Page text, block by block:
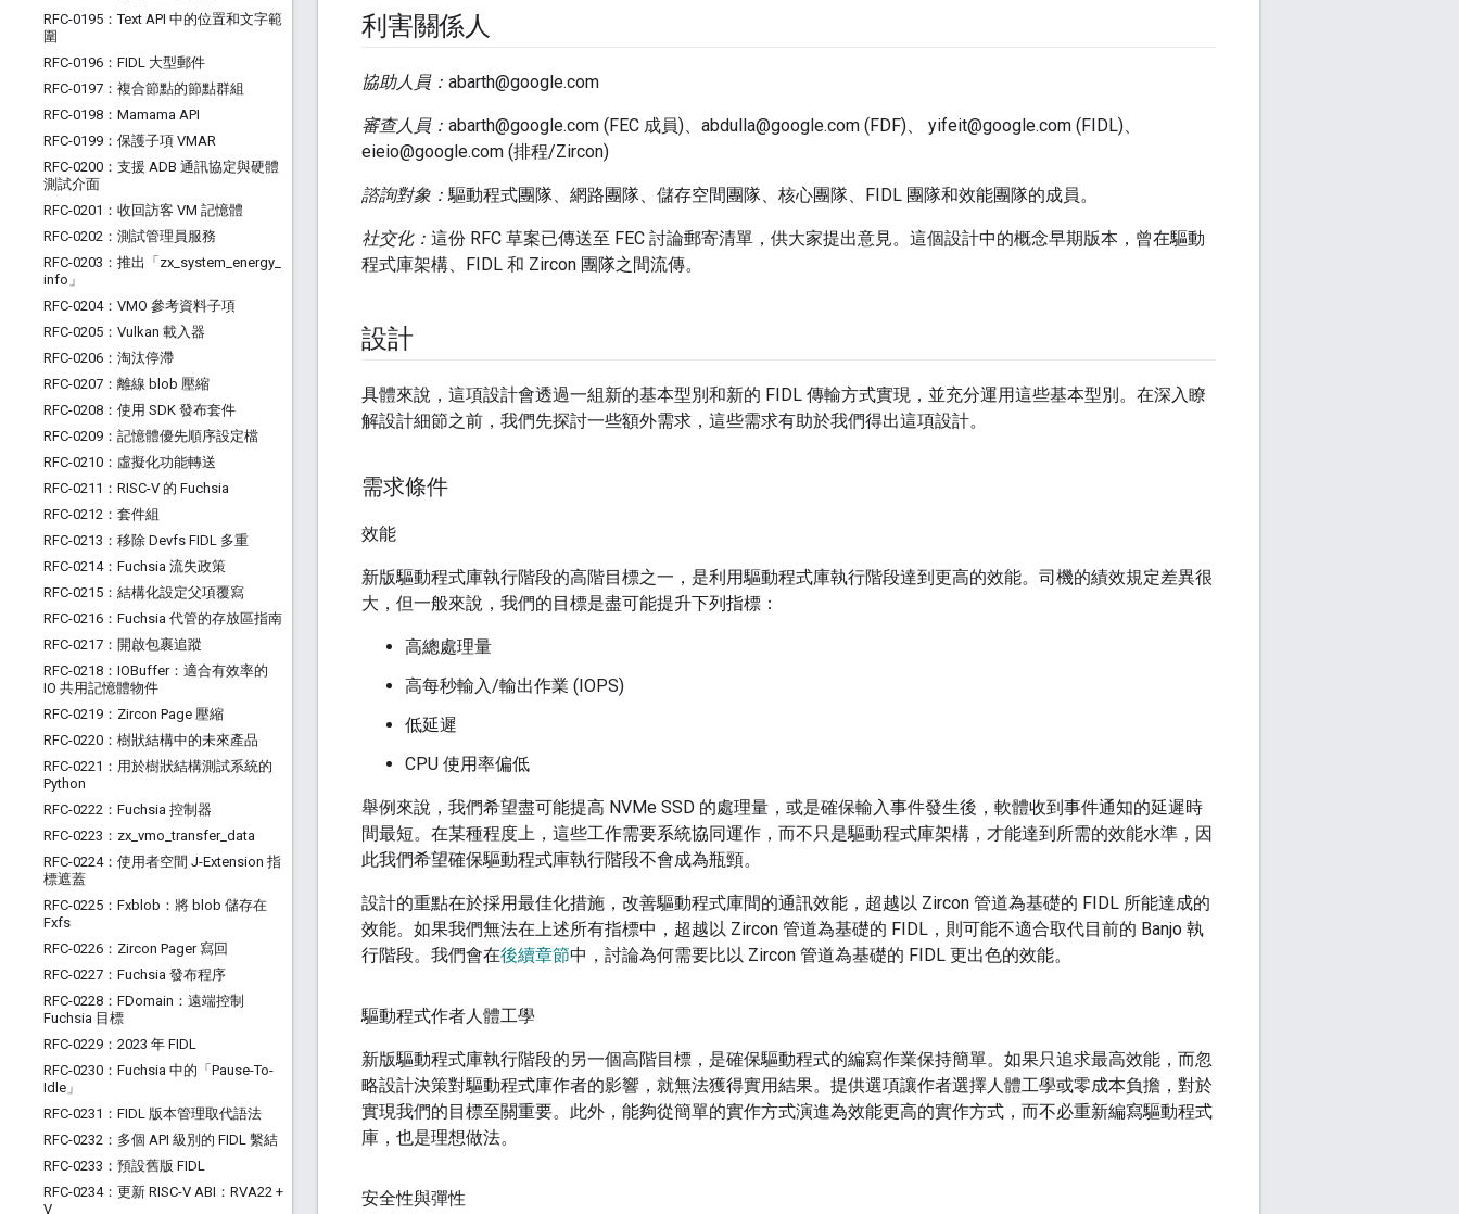
RFC-0195：Text API 中的位置和文字範
圍
RFC-0196：FIDL 大型郵件
RFC-0197：複合節點的節點群組
RFC-0198：Mamama API
RFC-0199：保護子項 VMAR
RFC-0200：支援 ADB 通訊協定與硬體
測試介面
RFC-0201：收回訪客 VM 記憶體
RFC-0202：測試管理員服務
RFC-0203：推出「zx system energy
info」
RFC-0204：VMO 參考資料子項
RFC-0205：Vulkan 載入器
RFC-0206：淘汰停滯
RFC-0207：離線 blob 壓縮
RFC-0208：使用 SDK 發布套件
RFC-0209：記憶體優先順序設定檔
RFC-0210：虛擬化功能轉送
RFC-0211：RISC-V 的 Fuchsia
RFC-0212：套件組
RFC-0213：移除 Devfs FIDL 多重
RFC-0214：Fuchsia 流失政策
RFC-0215：結構化設定父項覆寫
RFC-0216：Fuchsia 代管的存放區指南
RFC-0217：開啟包裹追蹤
RFC-0218：IOBuffer：適合有效率的
IO 共用記憶體物件
RFC-0219：Zircon Page 壓縮
RFC-0220：樹狀結構中的未來產品
RFC-0221：用於樹狀結構測試系統的
Python
RFC-0222：Fuchsia 控制器
RFC-0223：zx vmo _transfer_ data
RFC-0224：使用者空間 J-Extension 指
標遮蓋
RFC-0225：Fxblob：將 blob 儲存在
Fxfs
RFC-0226：Zircon Pager 寫回
RFC-0227：Fuchsia 發布程序
RFC-0228：FDomain：遠端控制
Fuchsia 目標
RFC-0229：2023 年 FIDL
RFC-0230：Fuchsia 中的「Pause-To-
Idle」
RFC-0231：FIDL 版本管理取代語法
RFC-0232：多個 API 級別的 FIDL 繫結
RFC-0233：預設舊版 FIDL
RFC-0234：更新 RISC-V ABI：RVA22 +
V
利害關係人
協助人員： abarth@google.com
審查人員： abarth@google.com (FEC 成員)、abdulla@google.com (FDF)、 yifeit@google.com (FIDL)、
eieio@google.com (排程/Zircon)
諮詢對象：驅動程式團隊、網路團隊、儲存空間團隊、核心團隊、FIDL 團隊和效能團隊的成員。
社交化： 這份 RFC 草案已傳送至 FEC 討論郵寄清單，供大家提出意見。這個設計中的概念早期版本，曾在驅動
程式庫架構、FIDL 和 Zircon 團隊之間流傳。
設計
具體來說，這項設計會透過一組新的基本型別和新的 FIDL 傳輸方式實現，並充分運用這些基本型別。在深入瞭
解設計細節之前，我們先探討一些額外需求，這些需求有助於我們得出這項設計。
需求條件
效能
新版驅動程式庫執行階段的高階目標之一，是利用驅動程式庫執行階段達到更高的效能。司機的績效規定差異很
大，但一般來說，我們的目標是盡可能提升下列指標：
高總處理量
高每秒輸入/輸出作業 (IOPS)
低延遲
CPU 使用率偏低
舉例來說，我們希望盡可能提高 NVMe SSD 的處理量，或是確保輸入事件發生後，軟體收到事件通知的延遲時
間最短。在某種程度上，這些工作需要系統協同運作，而不只是驅動程式庫架構，才能達到所需的效能水準，因
此我們希望確保驅動程式庫執行階段不會成為瓶頸。
設計的重點在於採用最佳化措施，改善驅動程式庫間的通訊效能，超越以 Zircon 管道為基礎的 FIDL 所能達成的
效能。如果我們無法在上述所有指標中，超越以 Zircon 管道為基礎的 FIDL，則可能不適合取代目前的 Banjo 執
行階段。我們會在後續章節中，討論為何需要比以 Zircon 管道為基礎的 FIDL 更出色的效能。
驅動程式作者人體工學
新版驅動程式庫執行階段的另一個高階目標，是確保驅動程式的編寫作業保持簡單。如果只追求最高效能，而忽
略設計決策對驅動程式庫作者的影響，就無法獲得實用結果。提供選項讓作者選擇人體工學或零成本負擔，對於
實現我們的目標至關重要。此外，能夠從簡單的實作方式演進為效能更高的實作方式，而不必重新編寫驅動程式
庫，也是理想做法。
安全性與彈性